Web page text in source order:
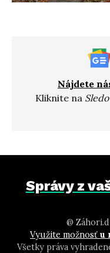
Nájdete
Kliknite na
Správy z
@
Využite možnosť u
Všetky práva